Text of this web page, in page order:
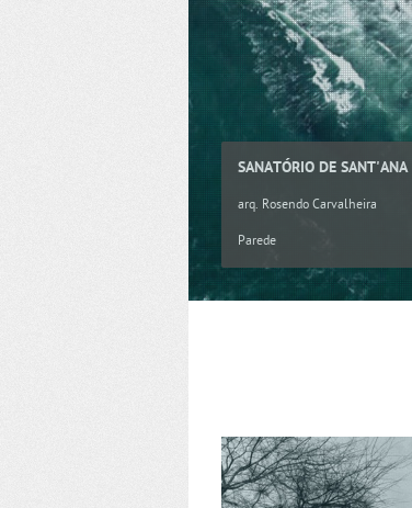
SANATÓRIO DE SANT'ANA
arq. Rosendo Carvalheira
Parede